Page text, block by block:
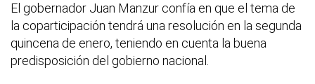
El gobernador Juan Manzur confía en que el tema de
la coparticipación tendrá una resolución en la segunda
quincena de enero, teniendo en cuenta la buena
predisposición del gobierno nacional.